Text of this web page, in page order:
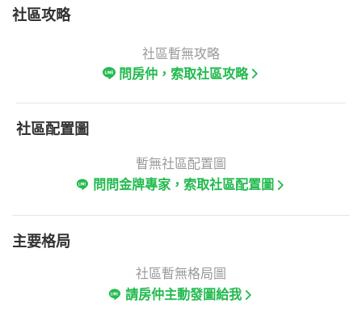
社區攻略
社區暫無攻略
問房仲，索取社區攻略
社區配置圖
暫無社區配置圖
問問金牌專家，索取社區配置圖
主要格局
社區暫無格局圖
請房仲主動發圖給我